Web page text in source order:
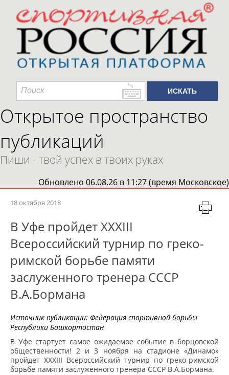
Открытое пространство
публикаций
Пиши - твой успех в твоих руках
Обновлено 06.08.26 в 11:27 (время Московское)
18 октября 2018
В Уфе пройдет XXXIII
Всероссийский турнир по греко-
римской борьбе памяти
заслуженного тренера СССР
В.А.Бормана
Источник публикации: Федерация спортивной борьбы
Республики Башкортостан
В Уфе стартует самое ожидаемое событие в борцовской
общественности! 2 и 3 ноября на стадионе «Динамо»
пройдет XXXIII Всероссийский турнир по греко-римской
борьбе памяти заслуженного тренера СССР В.А.Бормана.